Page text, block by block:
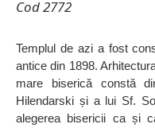
Cod 2772
Templul de azi a fost
antice din 1898.
mare biserică constă
Hilendarski și a lui Sf.
alegerea bisericii ca și